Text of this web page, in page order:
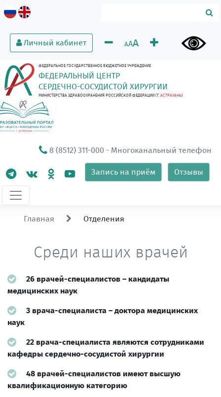
Личный кабинет AAA
ФЕДЕРАЛЬНОЕ ГОСУДАРСТВЕННОЕ БЮДЖЕТНОЕ УЧРЕЖДЕНИЕ
ФЕДЕРАЛЬНЫЙ ЦЕНТР
СЕРДЕЧНО-СОСУДИСТОЙ ХИРУРГИИ
МИНИСТЕРСТВА ЗДРАВООХРАНЕНИЯ РОССИЙСКОЙ ФЕДЕРАЦИИ (Г. АСТРАХАНЬ)
8 (8512) 311-000 - Многоканальный телефон
Запись на приём Отзывы
Главная Отделения
Среди наших врачей
26 врачей-специалистов – кандидаты
медицинских наук
3 врача-специалиста – доктора медицинских
наук
22 врача-специалиста являются сотрудниками
кафедры сердечно-сосудистой хирургии
48 врачей-специалистов имеют высшую
квалификационную категорию